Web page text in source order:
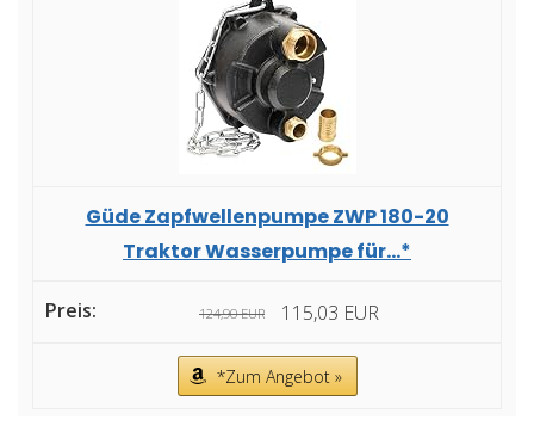
Güde Zapfwellenpumpe ZWP 180-20
Traktor Wasserpumpe für...*
124,90 EUR 115,03 EUR
*Zum Angebot »